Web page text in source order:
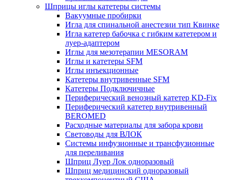
Шприцы иглы катетеры системы
Вакуумные пробирки
Игла для спинальной анестезии тип Квинке
Игла катетер бабочка с гибким катетером и
луер-адаптером
Иглы для мезотерапии MESORAM
Иглы и катетеры SFM
Иглы инъекционные
Катетеры внутривенные SFM
Катетеры Подключичные
Периферический венозный катетер KD-Fix
Периферический катетер внутривенный
BEROMED
Расходные материалы для забора крови
Световоды для ВЛОК
Системы инфузионные и трансфузионные
для переливания
Шприц Луер Лок одноразовый
Шприц медицинский одноразовый